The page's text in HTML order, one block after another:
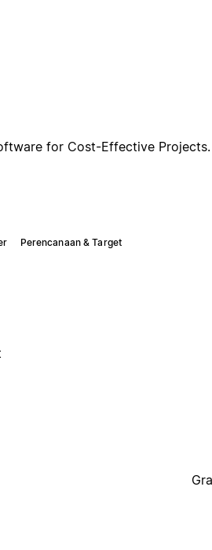
for Cost-Effective Projects.
Perencanaan & Target